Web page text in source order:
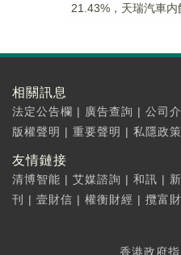
21.43%，天瑞汽車
相關訊息
法定公告欄 | 廣告查詢 | 公司
版權聲明 | 重要聲明 | 私隱政策
友情鏈接
清博智能 | 艾媒諮詢 | 和訊 |
刊
| 壹財信 | 權衡財經 | 攬富
香港政府